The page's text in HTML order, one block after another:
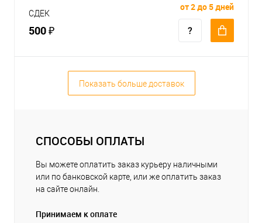
СДЕК
500 ₽
от 2 до 5 дней
Показать больше доставок
СПОСОБЫ ОПЛАТЫ
Вы можете оплатить заказ курьеру наличными
или по банковской карте, или же оплатить заказ
на сайте онлайн.
Принимаем к оплате